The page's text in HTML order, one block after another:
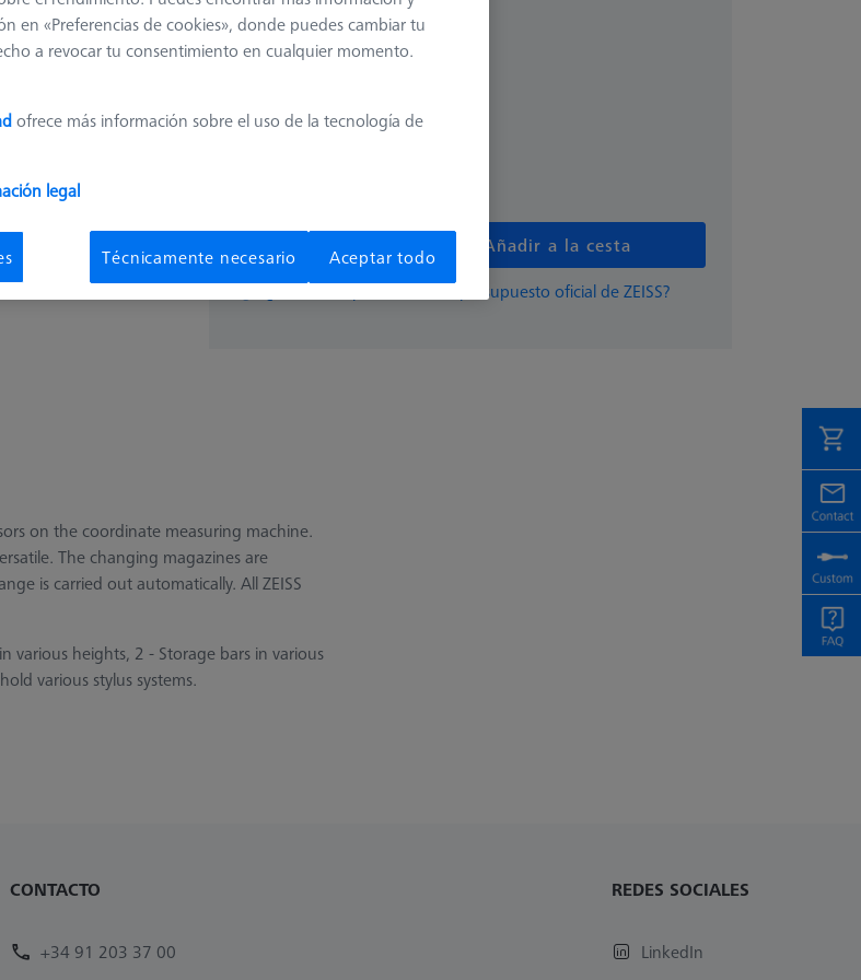
Añadir a la cesta
¿Obtener rápidamente un presupuesto oficial de ZEISS?
on the coordinate measuring machine.
The changing magazines are
is carried out automatically. All ZEISS
various heights, 2 - Storage bars in various
various stylus systems.
CONTACTO
+34 91 203 37 00
REDES SOCIALES
LinkedIn
en «Preferencias de cookies», donde puedes cambiar tu
a revocar tu consentimiento en cualquier momento.
ofrece más información sobre el uso de la tecnología de
legal
Técnicamente necesario Aceptar todo